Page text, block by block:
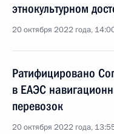
этнокультурном
20 октября 2022 года,
Ратифицировано
в ЕАЭС
перевозок
20 октября 2022 года,